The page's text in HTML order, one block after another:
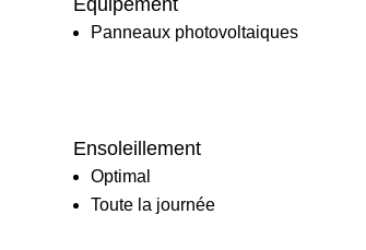
Panneaux photovoltaiques
Ensoleillement
Optimal
Toute la journée